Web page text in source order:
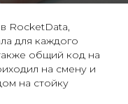
RocketData,
для каждого
общий код на
на смену и
на стойку